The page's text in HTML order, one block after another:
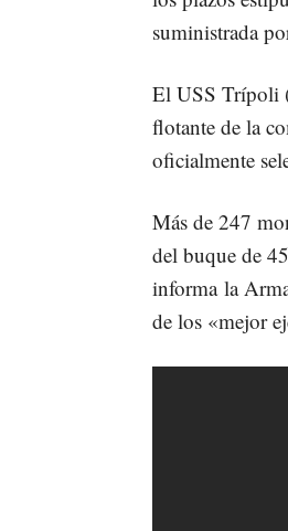
suministrada
El USS Trípoli
flotante de la
oficialmente
Más de 247
del buque de
informala
de los «mejor